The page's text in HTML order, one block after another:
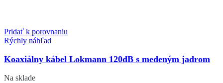
Pridať k porovnaniu
Rýchly náhľad
Koaxiálny kábel Lokmann 120dB s medeným jadrom
Na sklade